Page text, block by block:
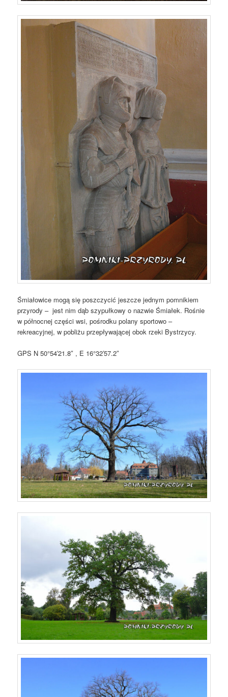
Śmiałowice mogą się poszczycić jeszcze jednym pomnikiem
przyrody – jest nim dąb szypułkowy o nazwie Śmiałek. Rośnie
w północnej części wsi, pośrodku polany sportowo –
rekreacyjnej, w pobliżu przepływającej obok rzeki Bystrzycy.
GPS N 50°54′21.8″ , E 16°32′57.2″